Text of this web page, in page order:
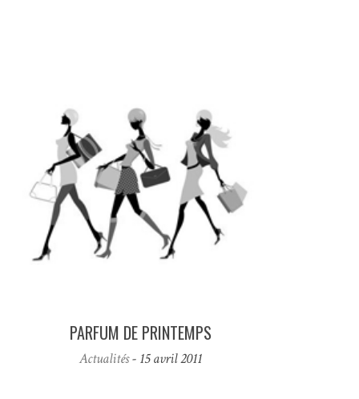
PARFUM DE PRINTEMPS
Actualités- 15 avril 2011